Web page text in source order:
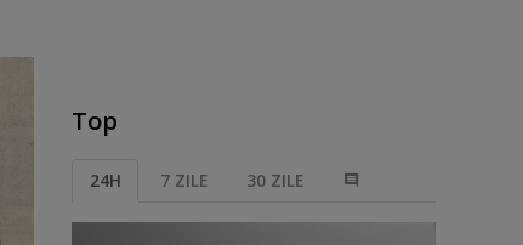
Top
24H 7 ZILE 30 ZILE